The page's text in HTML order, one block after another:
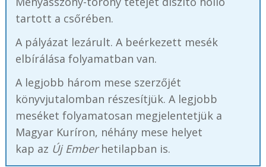
tartott a csőrében.
A pályázat lezárult. A beérkezett mesék
elbírálása folyamatban van.
A legjobb három mese szerzőjét
könyvjutalomban részesítjük. A legjobb
meséket folyamatosan megjelentetjük a
Magyar Kuríron, néhány mese helyet
kap az Új Emberhetilapban is.